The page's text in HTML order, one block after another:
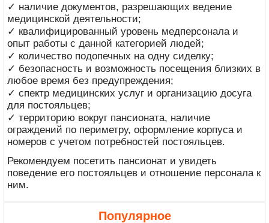
✓ наличие документов, разрешающих ведение
медицинской деятельности;
✓ квалифицированный уровень медперсонала и
опыт работы с данной категорией людей;
✓ количество подопечных на одну сиделку;
✓ безопасность и возможность посещения близких в
любое время без предупреждения;
✓ спектр медицинских услуг и организацию досуга
для постояльцев;
✓ территорию вокруг пансионата, наличие
ограждений по периметру, оформление корпуса и
номеров с учетом потребностей постояльцев.
Рекомендуем посетить пансионат и увидеть
поведение его постояльцев и отношение персонала к
ним.
Популярное